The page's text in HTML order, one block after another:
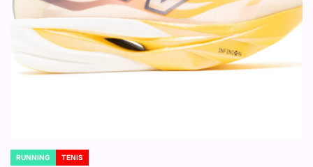
POSTED
RUNNING TENIS